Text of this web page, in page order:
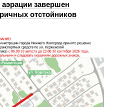
завершен
отстойников